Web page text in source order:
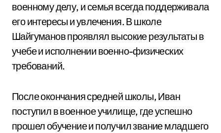
военному делу, и семья всегда поддерживала
его интересы и увлечения. В школе
Шайгуманов проявлял высокие результаты в
учебе и исполнении военно-физических
требований.
После окончания средней школы, Иван
поступил в военное училище, где успешно
прошел обучение и получил звание младшего